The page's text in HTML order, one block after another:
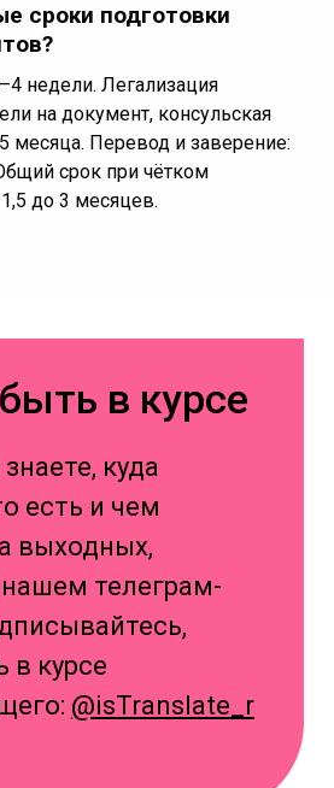
сроки подготовки
недели. Легализация
на документ, консульская
месяца. Перевод и заверение:
срок при чётком
до 3 месяцев.
в курсе
куда
есть и чем
выходных,
телеграм-
в курсе
@isTranslate_r